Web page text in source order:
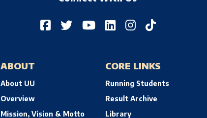
ABOUT
About UU
Overview
Mission, Vision & Motto
CORE LINKS
Running Students
Result Archive
Library